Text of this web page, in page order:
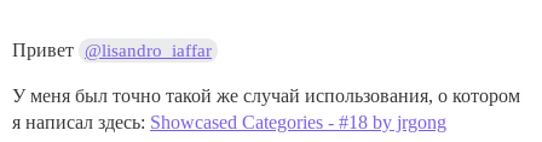
Привет @lisandro_iaffar
У меня был точно такой же случай использования, о котором
я написал здесь: Showcased Categories - #18 by jrgong